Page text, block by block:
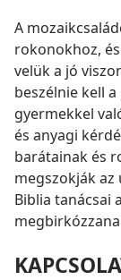
A
rokonokhoz,
velük a jó
beszélnie kell
gyermekkel
és anyagi
barátainak és
megszokják
Biblia tanácsai